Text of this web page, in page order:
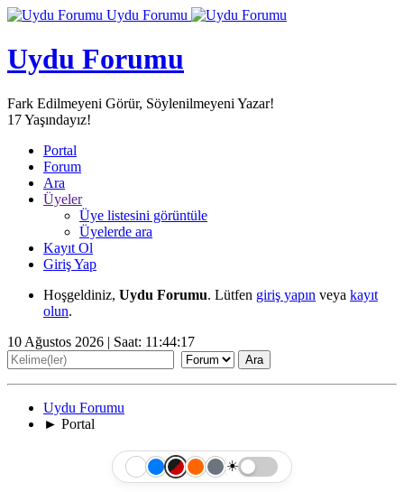
Uydu Forumu
Uydu Forumu
Fark Edilmeyeni Görür, Söylenilmeyeni Yazar!
17Yaşındayız!
Portal
Forum
Ara
Üyeler
Üye listesini görüntüle
Üyelerde ara
Kayıt Ol
Giriş Yap
Hoşgeldiniz, Uydu Forumu. Lütfen giriş yapın veya kayıt
olun.
10 Ağustos 2026 | Saat: 11:44:19
Uydu Forumu
► Portal
☀️